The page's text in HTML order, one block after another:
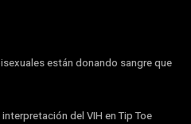
están donando sangre que
del VIH en Tip Toe